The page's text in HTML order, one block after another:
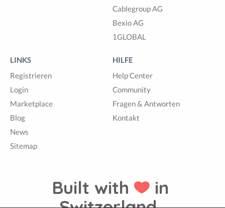
Cablegroup AG
Bexio AG
1GLOBAL
LINKS
Registrieren
Login
Marketplace
Blog
News
Sitemap
HILFE
Help Center
Community
Fragen & Antworten
Kontakt
Built with
in